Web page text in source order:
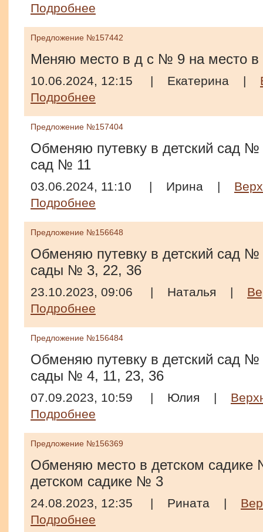
Подробнее
Предложение №157442
Меняю место в д с № 9 на место
10.06.2024, 12:15 | Екатерина |
Подробнее
Предложение №157404
Обменяю путевку в детский сад №
сад № 11
03.06.2024, 11:10 | Ирина |
Подробнее
Предложение №156648
Обменяю путевку в детский сад №
сады № 3, 22, 36
23.10.2023, 09:06 | Наталья |
Подробнее
Предложение №156484
Обменяю путевку в детский сад №
сады № 4, 11, 23, 36
07.09.2023, 10:59 | Юлия |
Подробнее
Предложение №156369
Обменяю место в детском садике
детском садике № 3
24.08.2023, 12:35 | Рината |
Подробнее